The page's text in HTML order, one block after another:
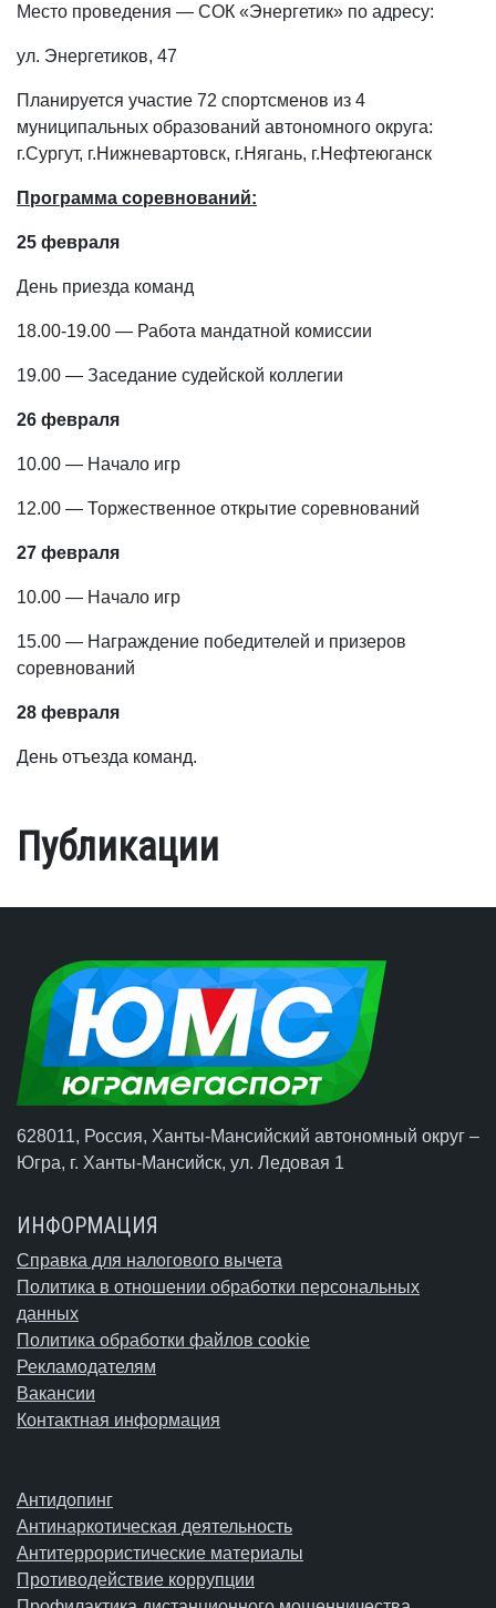
Место проведения — СОК «Энергетик» по адресу:
ул. Энергетиков, 47
Планируется участие 72 спортсменов из 4
муниципальных образований автономного округа:
г.Сургут, г.Нижневартовск, г.Нягань, г.Нефтеюганск
Программа соревнований:
25 февраля
День приезда команд
18.00-19.00 — Работа мандатной комиссии
19.00 — Заседание судейской коллегии
26 февраля
10.00 — Начало игр
12.00 — Торжественное открытие соревнований
27 февраля
10.00 — Начало игр
15.00 — Награждение победителей и призеров
соревнований
28 февраля
День отъезда команд.
Публикации
628011, Россия, Ханты-Мансийский автономный округ –
Югра, г. Ханты-Мансийск, ул. Ледовая 1
ИНФОРМАЦИЯ
Справка для налогового вычета
Политика в отношении обработки персональных
данных
Политика обработки файлов cookie
Рекламодателям
Вакансии
Контактная информация
Антидопинг
Антинаркотическая деятельность
Антитеррористические материалы
Противодействие коррупции